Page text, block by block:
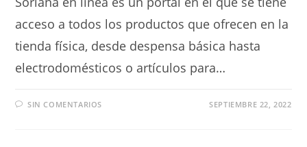
acceso a todos los productos que ofrecen en la
tienda física, desde despensa básica hasta
electrodomésticos o artículos para…
SIN COMENTARIOS SEPTIEMBRE 22, 2022